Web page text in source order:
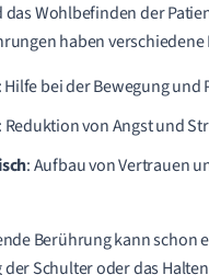
Wohlbefinden der
haben
Hilfe bei der Bewegung und
: Reduktion von Angst und
: Aufbau von Vertrauen
Berührung kann schon
Schulter oder das